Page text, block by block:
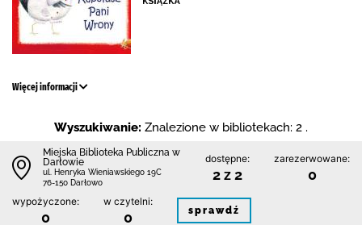
Więcej informacji
Wyszukiwanie: Znalezione w bibliotekach: 2 .
Miejska Biblioteka Publiczna w
Darłowie
ul. Henryka Wieniawskiego 19C
76-150 Darłowo
dostępne:
2 z 2
zarezerwowane:
0
wypożyczone:
0
w czytelni:
0 sprawdź